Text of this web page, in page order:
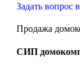
Задать вопрос
Продажа
СИП